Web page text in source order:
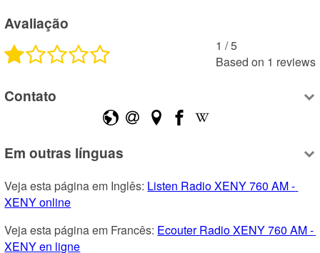
Avaliação
1 /5
Based on 1 reviews
Contato
Em outras línguas
Veja esta página em Inglês: Listen Radio XENY 760 AM -
XENY online
Veja esta página em Francês: Ecouter Radio XENY 760 AM -
XENY en ligne